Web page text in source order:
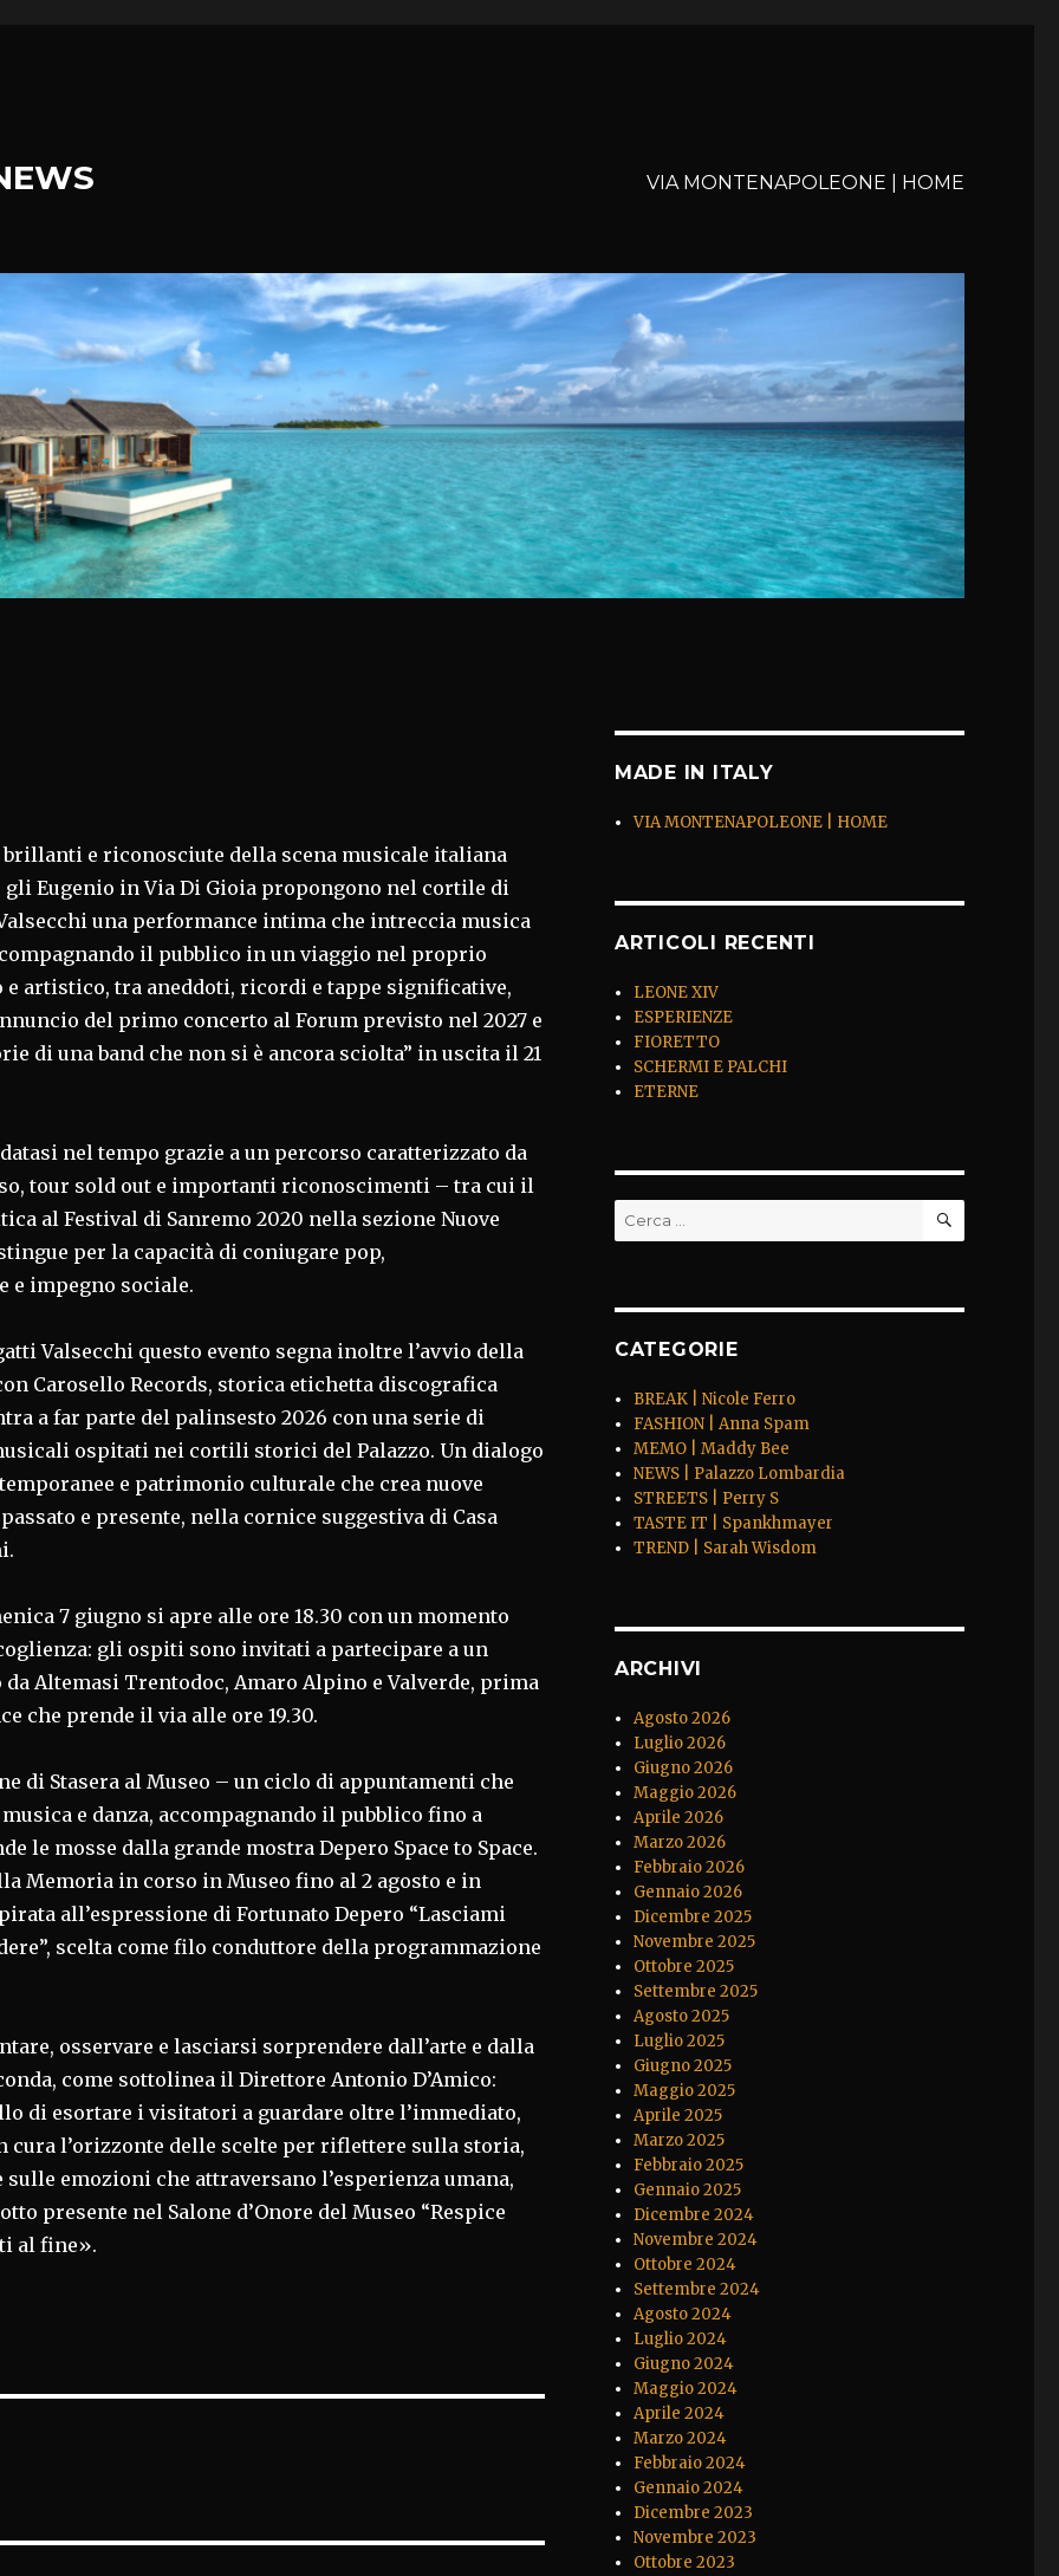
VIA MONTENAPOLEONE | HOME
e riconosciute della scena musicale italiana
gli Eugenio in Via Di Gioia propongono nel cortile di
una performance intima che intreccia musica
il pubblico in un viaggio nel proprio
e artistico, tra aneddoti, ricordi e tappe significative,
del primo concerto al Forum previsto nel 2027 e
di una band che non si è ancora sciolta” in uscita il 21
nel tempo grazie a un percorso caratterizzato da
tour sold out e importanti riconoscimenti – tra cui il
al Festival di Sanremo 2020 nella sezione Nuove
per la capacità di coniugare pop,
e impegno sociale.
Valsecchi questo evento segna inoltre l’avvio della
Carosello Records, storica etichetta discografica
a far parte del palinsesto 2026 con una serie di
ospitati nei cortili storici del Palazzo. Un dialogo
e patrimonio culturale che crea nuove
e presente, nella cornice suggestiva di Casa
7 giugno si apre alle ore 18.30 con un momento
gli ospiti sono invitati a partecipare a un
Altemasi Trentodoc, Amaro Alpino e Valverde, prima
che prende il via alle ore 19.30.
di Stasera al Museo – un ciclo di appuntamenti che
e danza, accompagnando il pubblico fino a
le mosse dalla grande mostra Depero Space to Space.
Memoria in corso in Museo fino al 2 agosto e in
all’espressione di Fortunato Depero “Lasciami
scelta come filo conduttore della programmazione
osservare e lasciarsi sorprendere dall’arte e dalla
come sottolinea il Direttore Antonio D’Amico:
di esortare i visitatori a guardare oltre l’immediato,
cura l’orizzonte delle scelte per riflettere sulla storia,
emozioni che attraversano l’esperienza umana,
presente nel Salone d’Onore del Museo “Respice
al fine».
MADE IN ITALY
VIA MONTENAPOLEONE | HOME
ARTICOLI RECENTI
LEONE XIV
ESPERIENZE
FIORETTO
SCHERMI E PALCHI
ETERNE
Cerca: CERCA
CATEGORIE
BREAK | Nicole Ferro
FASHION | Anna Spam
MEMO | Maddy Bee
NEWS | Palazzo Lombardia
STREETS | Perry S
TASTE IT | Spankhmayer
TREND | Sarah Wisdom
ARCHIVI
Agosto 2026
Luglio 2026
Giugno 2026
Maggio 2026
Aprile 2026
Marzo 2026
Febbraio 2026
Gennaio 2026
Dicembre 2025
Novembre 2025
Ottobre 2025
Settembre 2025
Agosto 2025
Luglio 2025
Giugno 2025
Maggio 2025
Aprile 2025
Marzo 2025
Febbraio 2025
Gennaio 2025
Dicembre 2024
Novembre 2024
Ottobre 2024
Settembre 2024
Agosto 2024
Luglio 2024
Giugno 2024
Maggio 2024
Aprile 2024
Marzo 2024
Febbraio 2024
Gennaio 2024
Dicembre 2023
Novembre 2023
Ottobre 2023